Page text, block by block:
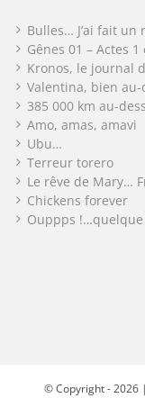
Bulles… J’ai fait un
Gênes 01 – Actes
Kronos, le journal
Valentina, bien
385 000 km au-
Amo, amas, amavi
Ubu…
Terreur torero
Le rêve de Mary…
Chickens forever
Ouppps
© Copyright -2026 |